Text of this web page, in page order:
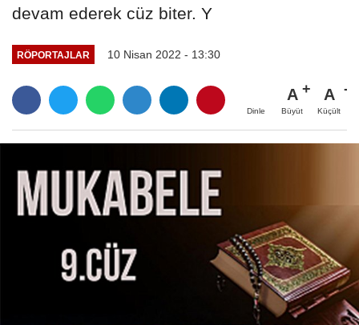
devam ederek cüz biter. Y
RÖPORTAJLAR 10 Nisan 2022 - 13:30
Dinle
A
Büyüt
A
Küçült